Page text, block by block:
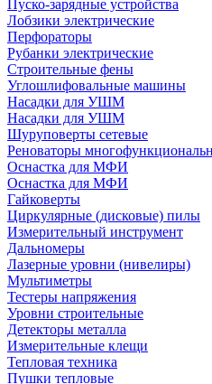
Пуско-зарядные устройства
Лобзики электрические
Перфораторы
Рубанки электрические
Строительные фены
Углошлифовальные машины
Насадки для УШМ
Насадки для УШМ
Шуруповерты сетевые
Реноваторы
Оснастка для МФИ
Оснастка для МФИ
Гайковерты
Циркулярные (дисковые) пилы
Измерительный инструмент
Дальномеры
Лазерные уровни (нивелиры)
Мультиметры
Тестеры напряжения
Уровни строительные
Детекторы металла
Измерительные клещи
Тепловая техника
Пушки тепловые